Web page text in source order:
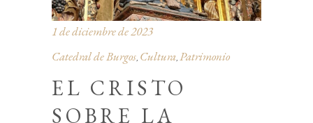
1 de diciembre de 2023
Catedral de Burgos, Cultura, Patrimonio
EL CRISTO
SOBRE LA